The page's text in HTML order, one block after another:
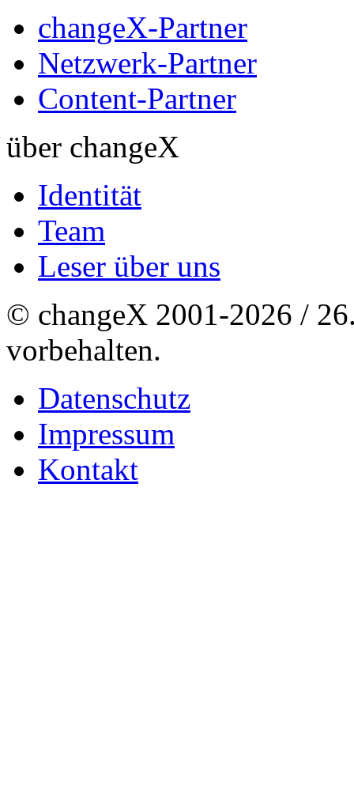
changeX-Partner
Netzwerk-Partner
Content-Partner
über changeX
Identität
Team
Leser über uns
© changeX 2001-2026 /
vorbehalten.
Datenschutz
Impressum
Kontakt